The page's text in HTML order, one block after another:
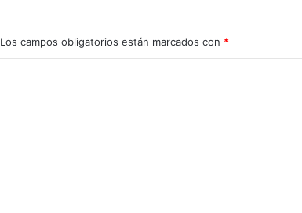
Los campos obligatorios están marcados con *